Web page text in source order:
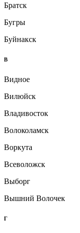
Братск
Бугры
Буйнакск
В
Видное
Вилюйск
Владивосток
Волоколамск
Воркута
Всеволожск
Выборг
Вышний Волочек
Г